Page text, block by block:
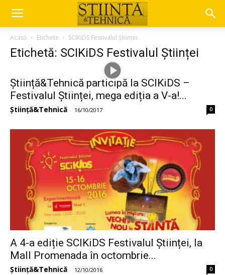
Acasă Etichete SCIKiDS Festivalul Științei
Etichetă: SCIKiDS Festivalul Științei
Știință&Tehnică participă la SCIKiDS –
Festivalul Științei, mega ediția a V-a!...
Știință&Tehnică - 16/10/2017 0
A 4-a ediție SCIKiDS Festivalul Științei, la
Mall Promenada în octombrie...
Știință&Tehnică - 12/10/2016 0